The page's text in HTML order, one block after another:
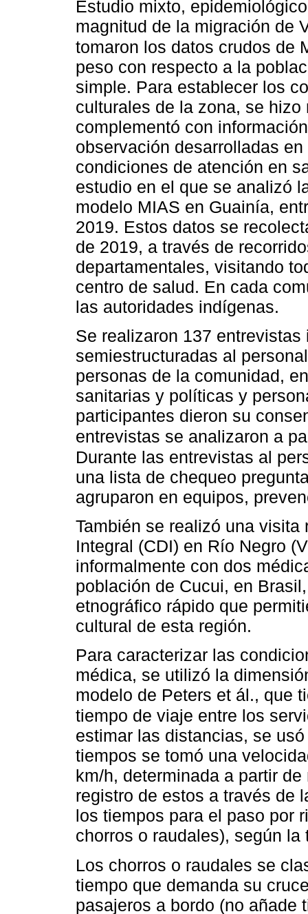
Estudio mixto,
magnitud de la migración de
tomaron los datos crudos de
peso con respecto a la
simple. Para establecer los
culturales de la zona, se
complementó con
observación desarrolladas
condiciones de atención en
estudio en el que se analizó
modelo MIAS en Guainía,
2019. Estos datos se
de 2019, a través de
departamentales, visitando
centro de salud. En cada
las autoridades indígenas.
Se realizaron 137
semiestructuradas al
personas de la comunidad,
sanitarias y políticas y
participantes dieron su
entrevistas se analizaron a
Durante las entrevistas al
una lista de chequeo
agruparon en equipos,
También se realizó una
Integral (CDI) en Río Negro
informalmente con dos
población de Cucui, en
etnográfico rápido que
cultural de esta región.
Para caracterizar las
médica, se utilizó la
modelo de Peters et ál., que
tiempo de viaje entre los
estimar las distancias, se
tiempos se tomó una
km/h, determinada a partir
registro de estos a través
los tiempos para el paso por
chorros o raudales), según
Los chorros o raudales se
tiempo que demanda su
pasajeros a bordo (no añade